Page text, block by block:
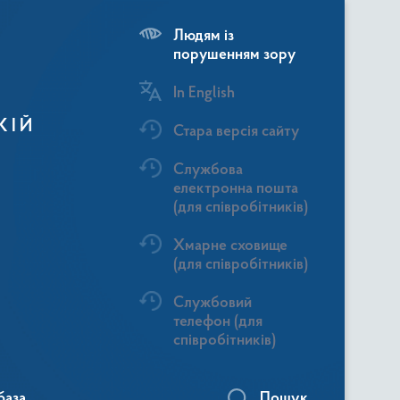
Людям із
порушенням зору
In English
Стара версія сайту
Службова
електронна пошта
(для співробітників)
Хмарне сховище
(для співробітників)
Службовий
телефон (для
співробітників)